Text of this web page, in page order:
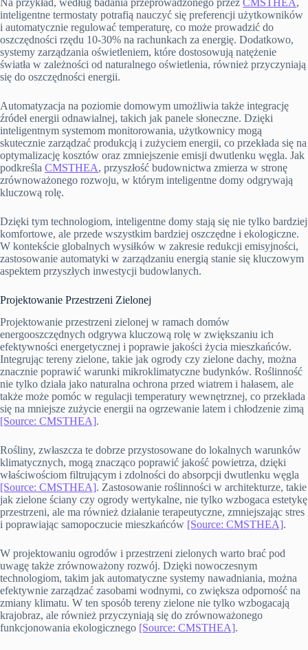
inteligentne termostaty potrafią nauczyć się preferencji użytkowników
i automatycznie regulować temperaturę, co może prowadzić do
oszczędności rzędu 10-30% na rachunkach za energię. Dodatkowo,
systemy zarządzania oświetleniem, które dostosowują natężenie
światła w zależności od naturalnego oświetlenia, również przyczyniają
się do oszczędności energii.
Automatyzacja na poziomie domowym umożliwia także integrację
źródeł energii odnawialnej, takich jak panele słoneczne. Dzięki
inteligentnym systemom monitorowania, użytkownicy mogą
skutecznie zarządzać produkcją i zużyciem energii, co przekłada się na
optymalizację kosztów oraz zmniejszenie emisji dwutlenku węgla. Jak
podkreśla CMSTHEA, przyszłość budownictwa zmierza w stronę
zrównoważonego rozwoju, w którym inteligentne domy odgrywają
kluczową rolę.
Dzięki tym technologiom, inteligentne domy stają się nie tylko bardziej
komfortowe, ale przede wszystkim bardziej oszczędne i ekologiczne.
W kontekście globalnych wysiłków w zakresie redukcji emisyjności,
zastosowanie automatyki w zarządzaniu energią stanie się kluczowym
aspektem przyszłych inwestycji budowlanych.
Projektowanie Przestrzeni Zielonej
Projektowanie przestrzeni zielonej w ramach domów
energooszczędnych odgrywa kluczową rolę w zwiększaniu ich
efektywności energetycznej i poprawie jakości życia mieszkańców.
Integrując tereny zielone, takie jak ogrody czy zielone dachy, można
znacznie poprawić warunki mikroklimatyczne budynków. Roślinność
nie tylko działa jako naturalna ochrona przed wiatrem i hałasem, ale
także może pomóc w regulacji temperatury wewnętrznej, co przekłada
się na mniejsze zużycie energii na ogrzewanie latem i chłodzenie zimą
[Source: CMSTHEA].
Rośliny, zwłaszcza te dobrze przystosowane do lokalnych warunków
klimatycznych, mogą znacząco poprawić jakość powietrza, dzięki
właściwościom filtrującym i zdolności do absorpcji dwutlenku węgla
[Source: CMSTHEA]. Zastosowanie roślinności w architekturze, takie
jak zielone ściany czy ogrody wertykalne, nie tylko wzbogaca estetykę
przestrzeni, ale ma również działanie terapeutyczne, zmniejszając stres
i poprawiając samopoczucie mieszkańców [Source: CMSTHEA].
W projektowaniu ogrodów i przestrzeni zielonych warto brać pod
uwagę także zrównoważony rozwój. Dzięki nowoczesnym
technologiom, takim jak automatyczne systemy nawadniania, można
efektywnie zarządzać zasobami wodnymi, co zwiększa odporność na
zmiany klimatu. W ten sposób tereny zielone nie tylko wzbogacają
krajobraz, ale również przyczyniają się do zrównoważonego
funkcjonowania ekologicznego [Source: CMSTHEA].